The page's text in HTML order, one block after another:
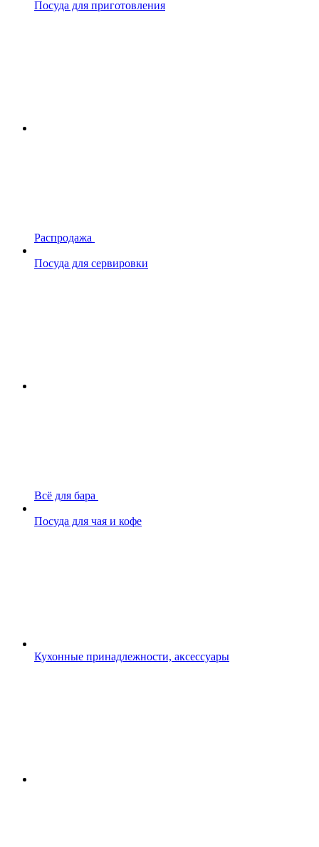
Посуда для приготовления
Распродажа
Посуда для сервировки
Всё для бара
Посуда для чая и кофе
Кухонные принадлежности, аксессуары